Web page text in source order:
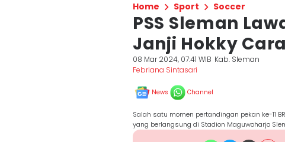
Home Sport Soccer
PSS Sleman
Janji Hokky
08 Mar 2024, 07:41 WIB Kab. Sleman
Febriana Sintasari
News Channel
Salah satu momen pertandingan pekan ke-11
yang berlangsung di Stadion Maguwoharjo